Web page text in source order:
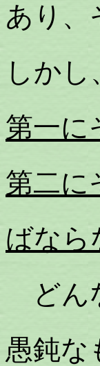
あり、
しか
第一に
第二に
ばなら
どん
愚鈍な